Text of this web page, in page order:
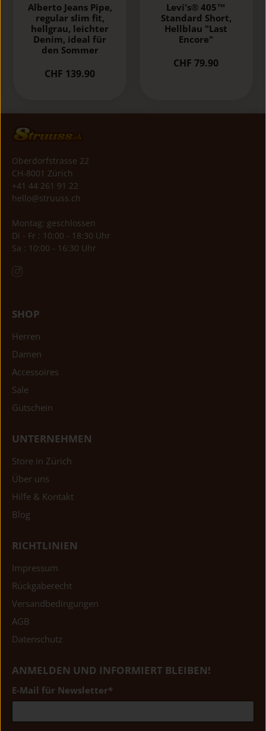
Alberto Jeans Pipe,
regular slim fit,
hellgrau, leichter
Denim, ideal für
den Sommer
CHF 139.90
Levi's® 405™
Standard Short,
Hellblau "Last
Encore"
CHF 79.90
Oberdorfstrasse 22
CH-8001 Zürich
+41 44 261 91 22
hello@struuss.ch
Montag: geschlossen
Di - Fr : 10:00 - 18:30 Uhr
Sa : 10:00 - 16:30 Uhr
SHOP
Herren
Damen
Accessoires
Sale
Gutschein
UNTERNEHMEN
Store in Zürich
Über uns
Hilfe & Kontakt
Blog
RICHTLINIEN
Impressum
Rückgaberecht
Versandbedingungen
AGB
Datenschutz
ANMELDEN UND INFORMIERT BLEIBEN!
E-Mail für Newsletter*